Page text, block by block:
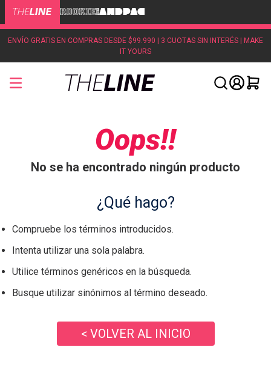
ENVÍO GRATIS EN COMPRAS DESDE $99.990 | 3 CUOTAS SIN INTERÉS | MAKE
IT YOURS
Oops!!
No se ha encontrado ningún producto
¿Qué hago?
Compruebe los términos introducidos.
Intenta utilizar una sola palabra.
Utilice términos genéricos en la búsqueda.
Busque utilizar sinónimos al término deseado.
< VOLVER AL INICIO